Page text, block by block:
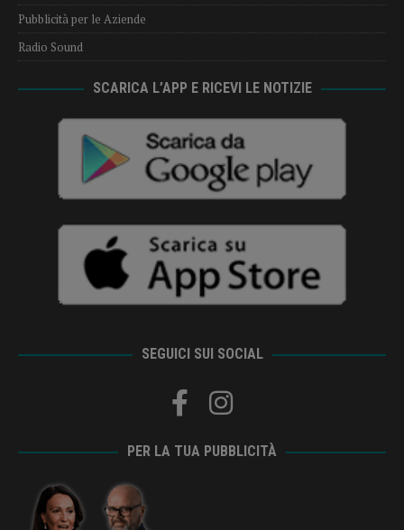
Pubblicità per le Aziende
Radio Sound
SCARICA L’APP E RICEVI LE NOTIZIE
SEGUICI SUI SOCIAL
PER LA TUA PUBBLICITÀ